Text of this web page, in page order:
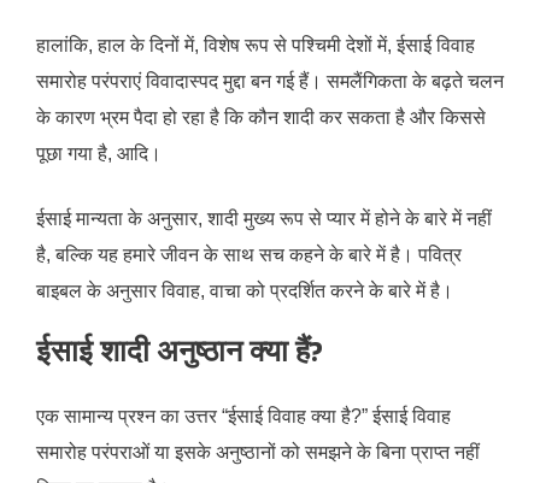
हालांकि, हाल के दिनों में, विशेष रूप से पश्चिमी देशों में, ईसाई विवाह
समारोह परंपराएं विवादास्पद मुद्दा बन गई हैं। समलैंगिकता के बढ़ते चलन
के कारण भ्रम पैदा हो रहा है कि कौन शादी कर सकता है और किससे
पूछा गया है, आदि।
ईसाई मान्यता के अनुसार, शादी मुख्य रूप से प्यार में होने के बारे में नहीं
है, बल्कि यह हमारे जीवन के साथ सच कहने के बारे में है। पवित्र
बाइबल के अनुसार विवाह, वाचा को प्रदर्शित करने के बारे में है।
ईसाई शादी अनुष्ठान क्या हैं?
एक सामान्य प्रश्न का उत्तर “ईसाई विवाह क्या है?” ईसाई विवाह
समारोह परंपराओं या इसके अनुष्ठानों को समझने के बिना प्राप्त नहीं